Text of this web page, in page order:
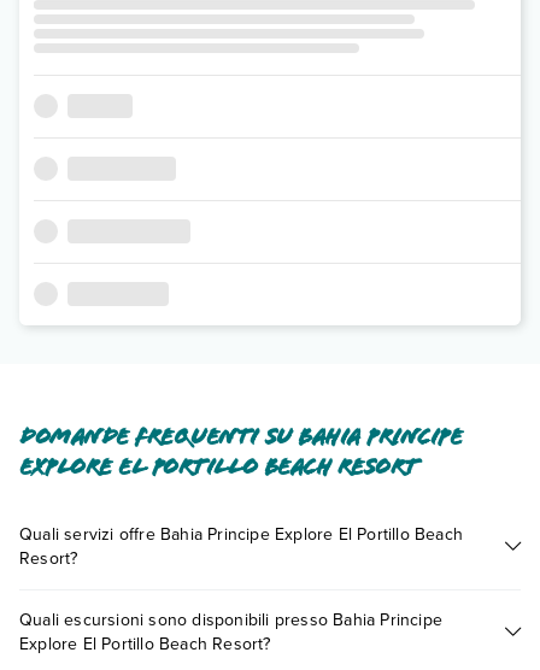
Domande frequenti su Bahia Principe
Explore El Portillo Beach Resort
Quali servizi offre Bahia Principe Explore El Portillo Beach
Resort?
servizi inclusi o a pagamento tra cui: aria condizionata, tv
satellitare, asciugacapelli, cassetta di sicurezza in camera, wi-fi
Quali escursioni sono disponibili presso Bahia Principe
Explore El Portillo Beach Resort?